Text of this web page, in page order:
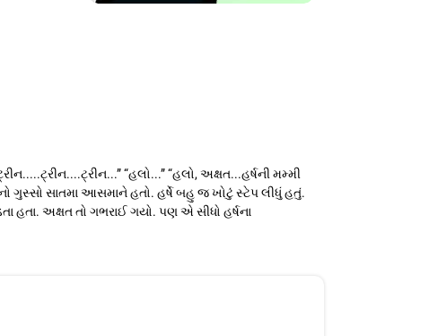
“હલો...” “હલો, અક્ષત...હર્ષની મમ્મી
ગુસ્સો સાતમા આસમાને હતો. હર્ષે બહુ જ ખોટું સ્ટેપ લીધું હતું.
હતા. અક્ષત તો ગભરાઈ ગયો. પણ એ સીધો હર્ષના